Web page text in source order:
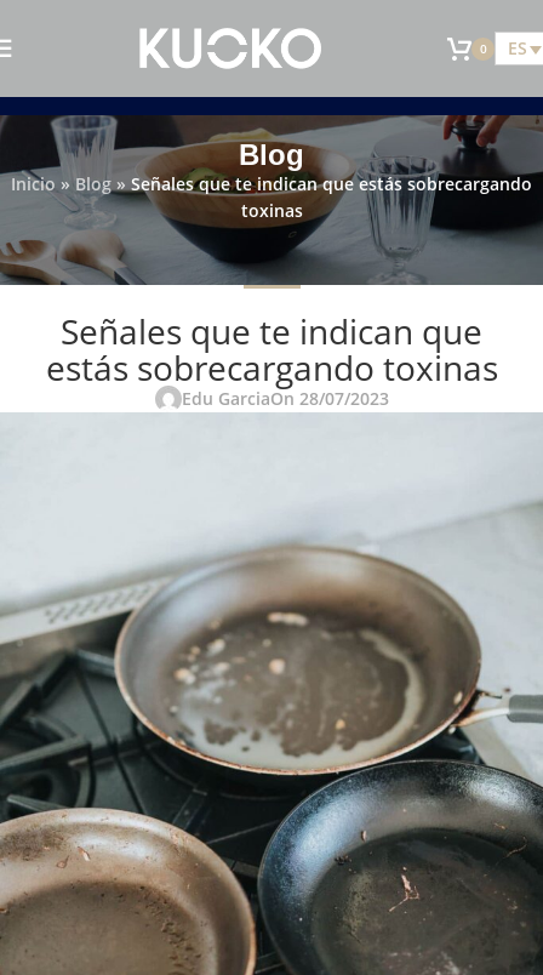
0 ES
Blog
Inicio »Blog » Señales que te indican que estás sobrecargando
toxinas
TÓXICOS
Señales que te indican que
estás sobrecargando toxinas
Edu GarciaOn 28/07/2023